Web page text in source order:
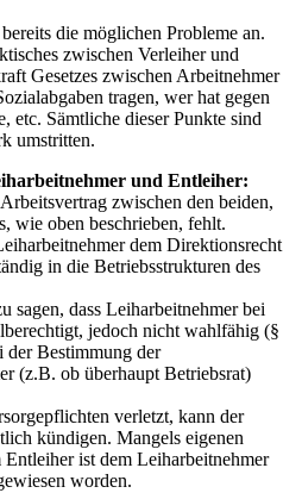
die möglichen Probleme an.
zwischen Verleiher und
Gesetzes zwischen Arbeitnehmer
tragen, wer hat gegen
etc. Sämtliche dieser Punkte sind
umstritten.
und Entleiher:
zwischen den beiden,
wie oben beschrieben, fehlt.
dem Direktionsrecht
in die Betriebsstrukturen des
sagen, dass Leiharbeitnehmer bei
jedoch nicht wahlfähig (§
Bestimmung der
(z.B. ob überhaupt Betriebsrat)
verletzt, kann der
kündigen. Mangels eigenen
Entleiher ist dem Leiharbeitnehmer
worden.